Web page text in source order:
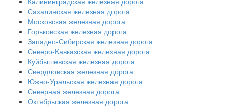
Сахалинская железная дорога
Московская железная дорога
Горьковская железная дорога
Западно-Сибирская железная дорога
Северо-Кавказская железная дорога
Куйбышевская железная дорога
Свердловская железная дорога
Южно-Уральская железная дорога
Северная железная дорога
Октябрьская железная дорога